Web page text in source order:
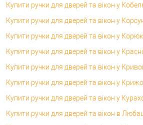
Купити ручки для дверей та вікон у
Купити ручки для дверей та вікон у
Купити ручки для дверей та вікон у
Купити ручки для дверей та вікон у
Купити ручки для дверей та вікон у
Купити ручки для дверей та вікон у
Купити ручки для дверей та вікон у
Купити ручки для дверей та вікон в